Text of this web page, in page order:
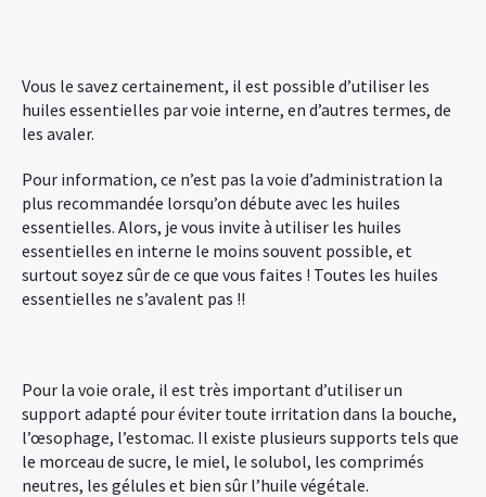
Vous le savez certainement, il est possible d’utiliser les
huiles essentielles par voie interne, en d’autres termes, de
les avaler.
Pour information, ce n’est pas la voie d’administration la
plus recommandée lorsqu’on débute avec les huiles
essentielles. Alors, je vous invite à utiliser les huiles
essentielles en interne le moins souvent possible, et
surtout soyez sûr de ce que vous faites ! Toutes les huiles
essentielles ne s’avalent pas !!
Pour la voie orale, il est très important d’utiliser un
support adapté pour éviter toute irritation dans la bouche,
l’œsophage, l’estomac. Il existe plusieurs supports tels que
le morceau de sucre, le miel, le solubol, les comprimés
neutres, les gélules et bien sûr l’huile végétale.